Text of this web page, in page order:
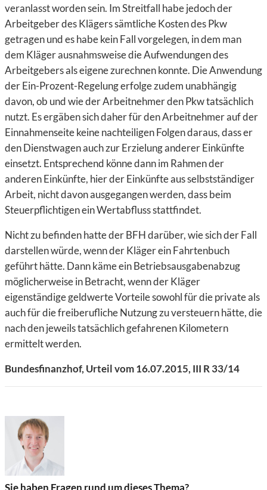
veranlasst worden sein. Im Streitfall habe jedoch der
Arbeitgeber des Klägers sämtliche Kosten des Pkw
getragen und es habe kein Fall vorgelegen, in dem man
dem Kläger ausnahmsweise die Aufwendungen des
Arbeitgebers als eigene zurechnen konnte. Die Anwendung
der Ein-Prozent-Regelung erfolge zudem unabhängig
davon, ob und wie der Arbeitnehmer den Pkw tatsächlich
nutzt. Es ergäben sich daher für den Arbeitnehmer auf der
Einnahmenseite keine nachteiligen Folgen daraus, dass er
den Dienstwagen auch zur Erzielung anderer Einkünfte
einsetzt. Entsprechend könne dann im Rahmen der
anderen Einkünfte, hier der Einkünfte aus selbstständiger
Arbeit, nicht davon ausgegangen werden, dass beim
Steuerpflichtigen ein Wertabfluss stattfindet.
Nicht zu befinden hatte der BFH darüber, wie sich der Fall
darstellen würde, wenn der Kläger ein Fahrtenbuch
geführt hätte. Dann käme ein Betriebsausgabenabzug
möglicherweise in Betracht, wenn der Kläger
eigenständige geldwerte Vorteile sowohl für die private als
auch für die freiberufliche Nutzung zu versteuern hätte, die
nach den jeweils tatsächlich gefahrenen Kilometern
ermittelt werden.
Bundesfinanzhof, Urteil vom 16.07.2015, III R 33/14
Sie haben Fragen rund um dieses Thema?